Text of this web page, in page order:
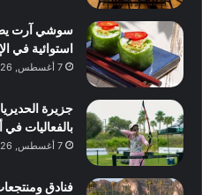
سوشي آرت
استوائية في
7 أغسطس, 2026
جزيرة
بالفعاليات
7 أغسطس, 2026
فنادق